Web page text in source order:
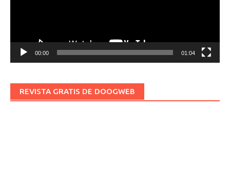
00:00 01:04
REVISTA GRATIS DE DOOGWEB